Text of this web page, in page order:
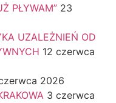
PŁYWAM” 23
UZALEŻNIEŃ OD
12 czerwca
2026
3 czerwca